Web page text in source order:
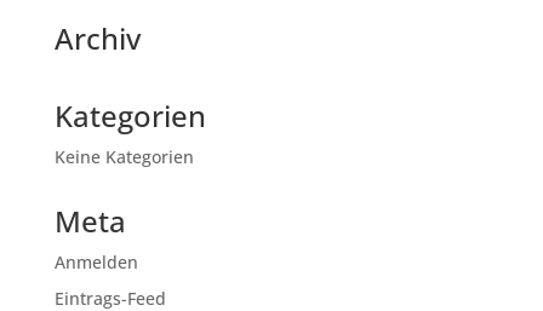
Archiv
Kategorien
Keine Kategorien
Meta
Anmelden
Eintrags-Feed